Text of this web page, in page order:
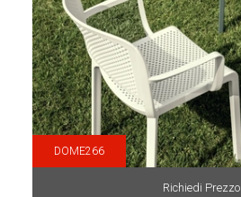
DOME266
Richiedi Prezzo